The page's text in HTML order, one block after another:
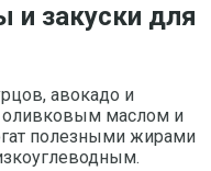
и закуски для
авокадо и
оливковым маслом и
полезными жирами